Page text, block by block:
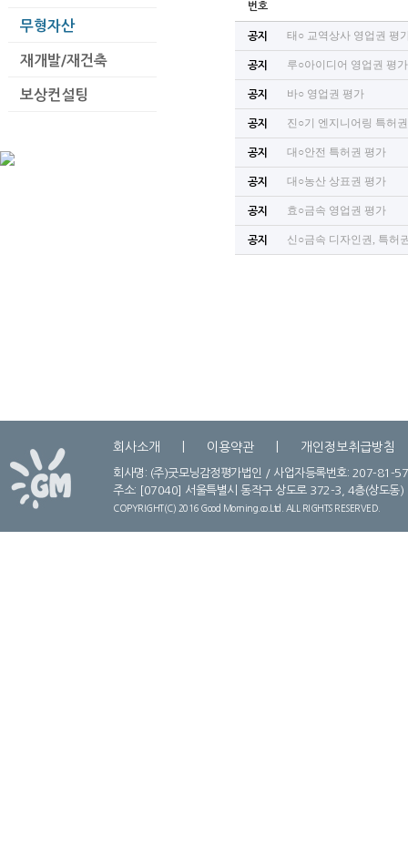
무형자산
재개발/재건축
보상컨설팅
번호
공지 태○ 교역상사 영업권 평
공지 루○아이디어 영업권 평가
공지 바○ 영업권 평가
공지 진○기 엔지니어링 특허
공지 대○안전 특허권 평가
공지 대○농산 상표권 평가
공지 효○금속 영업권 평가
공지 신○금속 디자인권, 특허
회사소개 이용약관 개인정보취급방침
회사명: (주)굿모닝감정평가법인 / 사업자등록번호: 207-81-
주소: [07040] 서울특별시 동작구 상도로 372-3, 4층(상
COPYRIGHT(C) 2016 Good Morning.co.Ltd. ALL RIGHTS RESERVED.